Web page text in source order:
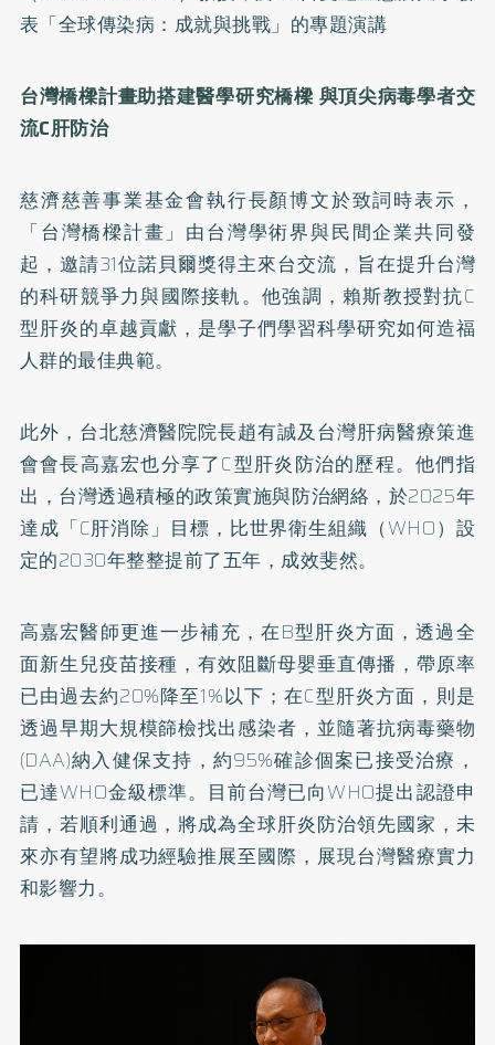
表「全球傳染病：成就與挑戰」的專題演講
台灣橋樑計畫助搭建醫學研究橋樑 與頂尖病毒學者交
流C肝防治
慈濟慈善事業基金會執行長顏博文於致詞時表示，
「台灣橋樑計畫」由台灣學術界與民間企業共同發
起，邀請31位諾貝爾獎得主來台交流，旨在提升台灣
的科研競爭力與國際接軌。他強調，賴斯教授對抗C
型肝炎的卓越貢獻，是學子們學習科學研究如何造福
人群的最佳典範。
此外，台北慈濟醫院院長趙有誠及台灣肝病醫療策進
會會長高嘉宏也分享了C型肝炎防治的歷程。他們指
出，台灣透過積極的政策實施與防治網絡，於2025年
達成「C肝消除」目標，比世界衛生組織（WHO）設
定的2030年整整提前了五年，成效斐然。
高嘉宏醫師更進一步補充，在B型肝炎方面，透過全
面新生兒疫苗接種，有效阻斷母嬰垂直傳播，帶原率
已由過去約20%降至1%以下；在C型肝炎方面，則是
透過早期大規模篩檢找出感染者，並隨著抗病毒藥物
(DAA)納入健保支持，約95%確診個案已接受治療，
已達WHO金級標準。目前台灣已向WHO提出認證申
請，若順利通過，將成為全球肝炎防治領先國家，未
來亦有望將成功經驗推展至國際，展現台灣醫療實力
和影響力。